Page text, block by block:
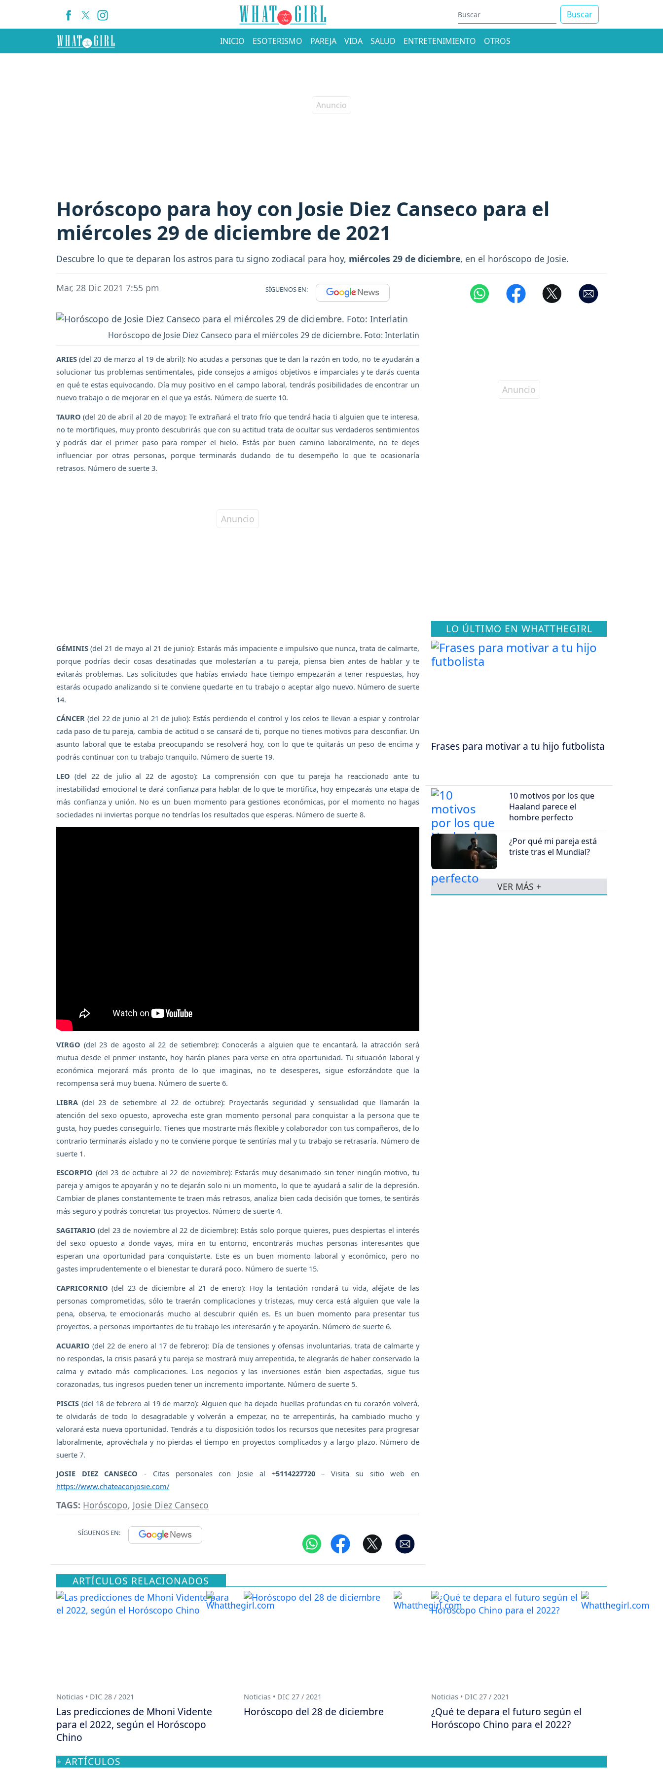
Buscar
INICIO ESOTERISMO PAREJA VIDA SALUD ENTRETENIMIENTO OTROS
Horóscopo para hoy con Josie Diez Canseco para el
miércoles 29 de diciembre de 2021
Descubre lo que te deparan los astros para tu signo zodiacal para hoy, miércoles 29 de diciembre, en el horóscopo de Josie.
Mar, 28 Dic 2021 7:55 pm SÍGUENOS EN:
Horóscopo de Josie Diez Canseco para el miércoles 29 de diciembre. Foto: Interlatin
ARIES (del 20 de marzo al 19 de abril): No acudas a personas que te dan la razón en todo, no te ayudarán a
solucionar tus problemas sentimentales, pide consejos a amigos objetivos e imparciales y te darás cuenta
en qué te estas equivocando. Día muy positivo en el campo laboral, tendrás posibilidades de encontrar un
nuevo trabajo o de mejorar en el que ya estás. Número de suerte 10.
TAURO (del 20 de abril al 20 de mayo): Te extrañará el trato frío que tendrá hacia ti alguien que te interesa,
no te mortifiques, muy pronto descubrirás que con su actitud trata de ocultar sus verdaderos sentimientos
y podrás dar el primer paso para romper el hielo. Estás por buen camino laboralmente, no te dejes
influenciar por otras personas, porque terminarás dudando de tu desempeño lo que te ocasionaría
retrasos. Número de suerte 3.
GÉMINIS (del 21 de mayo al 21 de junio): Estarás más impaciente e impulsivo que nunca, trata de calmarte,
porque podrías decir cosas desatinadas que molestarían a tu pareja, piensa bien antes de hablar y te
evitarás problemas. Las solicitudes que habías enviado hace tiempo empezarán a tener respuestas, hoy
estarás ocupado analizando si te conviene quedarte en tu trabajo o aceptar algo nuevo. Número de suerte
14.
CÁNCER (del 22 de junio al 21 de julio): Estás perdiendo el control y los celos te llevan a espiar y controlar
cada paso de tu pareja, cambia de actitud o se cansará de ti, porque no tienes motivos para desconfiar. Un
asunto laboral que te estaba preocupando se resolverá hoy, con lo que te quitarás un peso de encima y
podrás continuar con tu trabajo tranquilo. Número de suerte 19.
LEO (del 22 de julio al 22 de agosto): La comprensión con que tu pareja ha reaccionado ante tu
inestabilidad emocional te dará confianza para hablar de lo que te mortifica, hoy empezarás una etapa de
más confianza y unión. No es un buen momento para gestiones económicas, por el momento no hagas
sociedades ni inviertas porque no tendrías los resultados que esperas. Número de suerte 8.
VIRGO (del 23 de agosto al 22 de setiembre): Conocerás a alguien que te encantará, la atracción será
mutua desde el primer instante, hoy harán planes para verse en otra oportunidad. Tu situación laboral y
económica mejorará más pronto de lo que imaginas, no te desesperes, sigue esforzándote que la
recompensa será muy buena. Número de suerte 6.
LIBRA (del 23 de setiembre al 22 de octubre): Proyectarás seguridad y sensualidad que llamarán la
atención del sexo opuesto, aprovecha este gran momento personal para conquistar a la persona que te
gusta, hoy puedes conseguirlo. Tienes que mostrarte más flexible y colaborador con tus compañeros, de lo
contrario terminarás aislado y no te conviene porque te sentirías mal y tu trabajo se retrasaría. Número de
suerte 1.
ESCORPIO (del 23 de octubre al 22 de noviembre): Estarás muy desanimado sin tener ningún motivo, tu
pareja y amigos te apoyarán y no te dejarán solo ni un momento, lo que te ayudará a salir de la depresión.
Cambiar de planes constantemente te traen más retrasos, analiza bien cada decisión que tomes, te sentirás
más seguro y podrás concretar tus proyectos. Número de suerte 4.
SAGITARIO (del 23 de noviembre al 22 de diciembre): Estás solo porque quieres, pues despiertas el interés
del sexo opuesto a donde vayas, mira en tu entorno, encontrarás muchas personas interesantes que
esperan una oportunidad para conquistarte. Este es un buen momento laboral y económico, pero no
gastes imprudentemente o el bienestar te durará poco. Número de suerte 15.
CAPRICORNIO (del 23 de diciembre al 21 de enero): Hoy la tentación rondará tu vida, aléjate de las
personas comprometidas, sólo te traerán complicaciones y tristezas, muy cerca está alguien que vale la
pena, observa, te emocionarás mucho al descubrir quién es. Es un buen momento para presentar tus
proyectos, a personas importantes de tu trabajo les interesarán y te apoyarán. Número de suerte 6.
ACUARIO (del 22 de enero al 17 de febrero): Día de tensiones y ofensas involuntarias, trata de calmarte y
no respondas, la crisis pasará y tu pareja se mostrará muy arrepentida, te alegrarás de haber conservado la
calma y evitado más complicaciones. Los negocios y las inversiones están bien aspectadas, sigue tus
corazonadas, tus ingresos pueden tener un incremento importante. Número de suerte 5.
PISCIS (del 18 de febrero al 19 de marzo): Alguien que ha dejado huellas profundas en tu corazón volverá,
te olvidarás de todo lo desagradable y volverán a empezar, no te arrepentirás, ha cambiado mucho y
valorará esta nueva oportunidad. Tendrás a tu disposición todos los recursos que necesites para progresar
laboralmente, aprovéchala y no pierdas el tiempo en proyectos complicados y a largo plazo. Número de
suerte 7.
JOSIE DIEZ CANSECO - Citas personales con Josie al +5114227720– Visita su sitio web en
https://www.chateaconjosie.com/
TAGS: Horóscopo, Josie Diez Canseco
SÍGUENOS EN:
LO ÚLTIMO EN WHATTHEGIRL
Frases para motivar a tu hijo futbolista
10 motivos por los que
Haaland parece el
hombre perfecto
¿Por qué mi pareja está
triste tras el Mundial?
VER MÁS +
ARTÍCULOS RELACIONADOS
Noticias • DIC 28 / 2021
Las predicciones de Mhoni Vidente
para el 2022, según el Horóscopo
Chino
Noticias • DIC 27 / 2021
Horóscopo del 28 de diciembre
Noticias • DIC 27 / 2021
¿Qué te depara el futuro según el
Horóscopo Chino para el 2022?
+ ARTÍCULOS